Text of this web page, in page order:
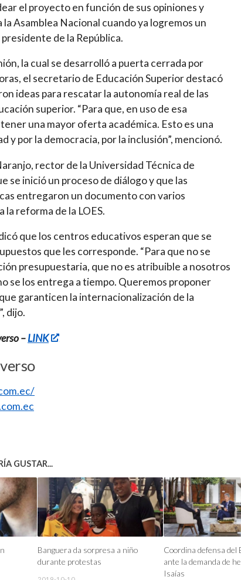
el proyecto en función de sus opiniones y
Asamblea Nacional cuando ya logremos un
de la República.
la cual se desarrolló a puerta cerrada por
el secretario de Educación Superior destacó
ideas para rescatar la autonomía real de las
superior. “Para que, en uso de esa
una mayor oferta académica. Esto es una
y por la democracia, por la inclusión”, mencionó.
rector de la Universidad Técnica de
se inició un proceso de diálogo y que las
entregaron un documento con varios
la reforma de la LOES.
que los centros educativos esperan que se
que les corresponde. “Para que no se
presupuestaria, que no es atribuible a nosotros
se los entrega a tiempo. Queremos proponer
garanticen la internacionalización de la
dijo.
–LINK
GUSTAR...
Banguera da sorpresa a niño
durante protestas
Coordina defensa del
ante la demanda de
Isaías